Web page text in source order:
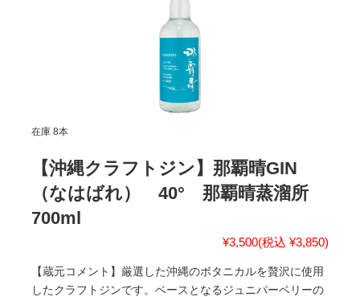
在庫 8本
【沖縄クラフトジン】那覇晴GIN
（なはばれ） 40° 那覇晴蒸溜所
700ml
¥3,500(税込 ¥3,850)
【蔵元コメント】厳選した沖縄のボタニカルを贅沢に使用
したクラフトジンです。ベースとなるジュニパーベリーの